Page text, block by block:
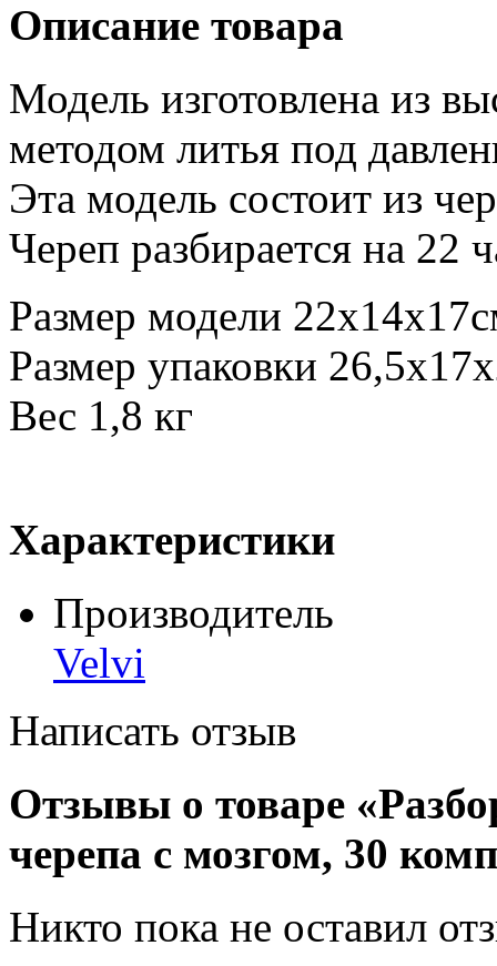
Описание товара
Модель изготовлена из
методом литья под
Эта модель состоит из
Череп разбирается на 22
Размер модели
Размер упаковки
Вес 1,8 кг
Характеристики
Производитель
Velvi
Написать отзыв
Отзывы о товаре
черепа с мозгом, 30
Никто пока не оставил